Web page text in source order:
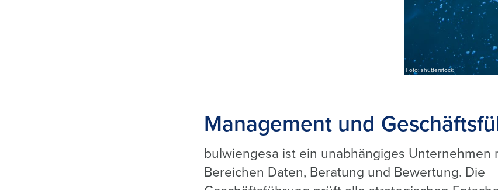
Foto: shutterstock
Management und
bulwiengesa ist ein unabhängiges Unternehmen
Bereichen Daten, Beratung und Bewertung. Die